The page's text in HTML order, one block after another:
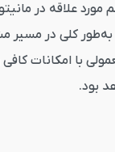
علاقه در
با امکانات
بود.